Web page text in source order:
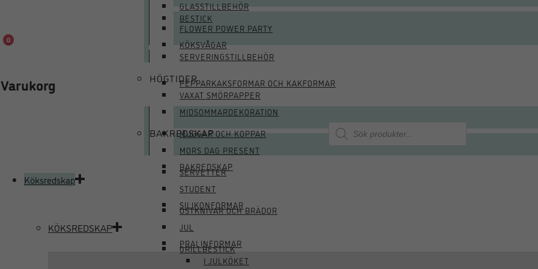
BESTICK
SERVERINGSTILLBEHÖR
VAXAT SMÖRPAPPER
MUGGAR OCH KOPPAR
SERVETTER
OSTKNIVAR OCH BRÄDOR
GRILLBESTICK
GLASSTILLBEHÖR
KÖKSVÅGAR
PEPPARKAKSFORMAR OCH KAKFORMAR
BAKREDSKAP
BAKREDSKAP
SILIKONFORMAR
PRALINFORMAR
FLOWER POWER PARTY
HÖGTIDER
MIDSOMMARDEKORATION
MORS DAG PRESENT
STUDENT
JUL
I JULKÖKET
0
Varukorg
Produktsökning
Köksredskap
KÖKSREDSKAP